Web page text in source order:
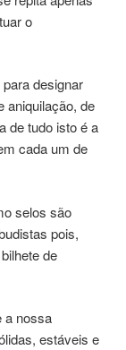
o
designar
aniquilação, de
de tudo isto é a
cada um de
selos são
pois,
de
a nossa
estáveis e